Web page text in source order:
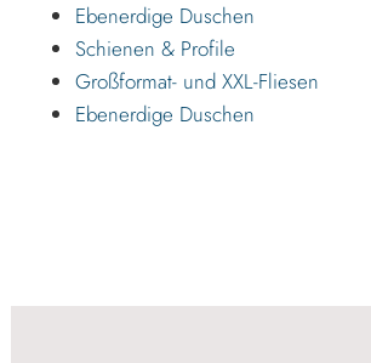
Ebenerdige Duschen
Schienen & Profile
Großformat- und XXL-Fliesen
Ebenerdige Duschen